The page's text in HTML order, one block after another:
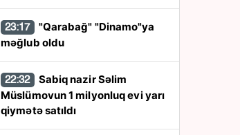
23:17
məğlub oldu
22:32
Müslümovun 1 milyonluq evi yarı
qiymətə satıldı